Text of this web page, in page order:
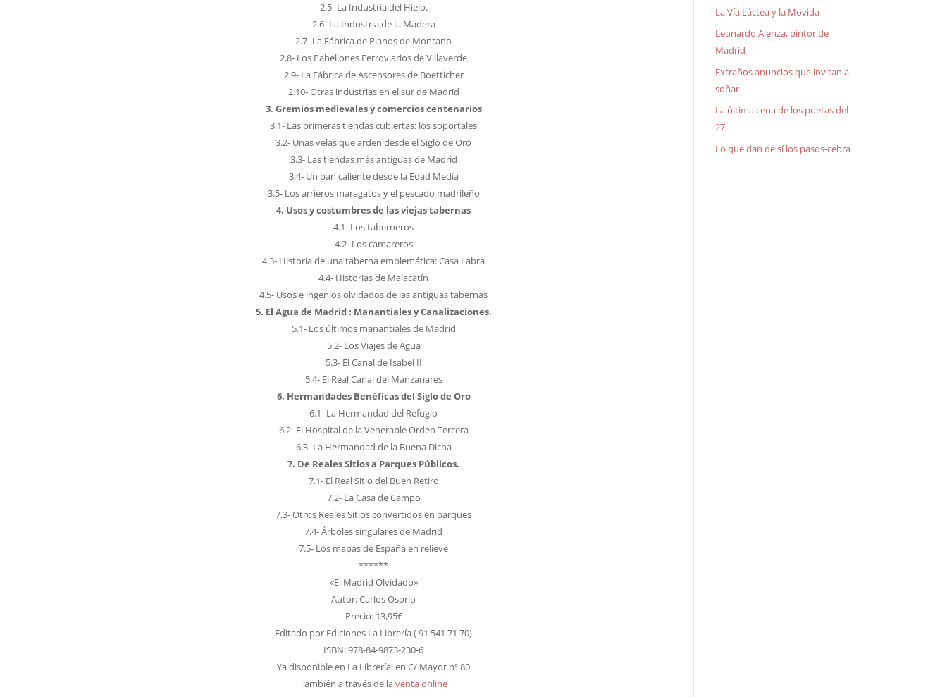
2.5- La Industria del Hielo.
2.6- La Industria de la Madera
2.7- La Fábrica de Pianos de Montano
2.8- Los Pabellones Ferroviarios de Villaverde
2.9- La Fábrica de Ascensores de Boetticher
2.10- Otras industrias en el sur de Madrid
3. Gremios medievales y comercios centenarios
3.1- Las primeras tiendas cubiertas: los soportales
3.2- Unas velas que arden desde el Siglo de Oro
3.3- Las tiendas más antiguas de Madrid
3.4- Un pan caliente desde la Edad Media
3.5- Los arrieros maragatos y el pescado madrileño
4. Usos y costumbres de las viejas tabernas
4.1- Los taberneros
4.2- Los camareros
4.3- Historia de una taberna emblemática: Casa Labra
4.4- Historias de Malacatín
4.5- Usos e ingenios olvidados de las antiguas tabernas
5. El Agua de Madrid : Manantiales y Canalizaciones.
5.1- Los últimos manantiales de Madrid
5.2- Los Viajes de Agua
5.3- El Canal de Isabel II
5.4- El Real Canal del Manzanares
6. Hermandades Benéficas del Siglo de Oro
6.1- La Hermandad del Refugio
6.2- El Hospital de la Venerable Orden Tercera
6.3- La Hermandad de la Buena Dicha
7. De Reales Sitios a Parques Públicos.
7.1- El Real Sitio del Buen Retiro
7.2- La Casa de Campo
7.3- Otros Reales Sitios convertidos en parques
7.4- Árboles singulares de Madrid
7.5- Los mapas de España en relieve
******
«El Madrid Olvidado»
Autor: Carlos Osorio
Precio: 13,95€
Editado por Ediciones La Librería ( 91 541 71 70)
ISBN: 978-84-9873-230-6
Ya disponible en La Librería: en C/ Mayor nº 80
También a través de laventa online
La Vía Láctea y la Movida
Leonardo Alenza, pintor de
Madrid
Extraños anuncios que invitan a
soñar
La última cena de los poetas del
27
Lo que dan de sí los pasos-cebra